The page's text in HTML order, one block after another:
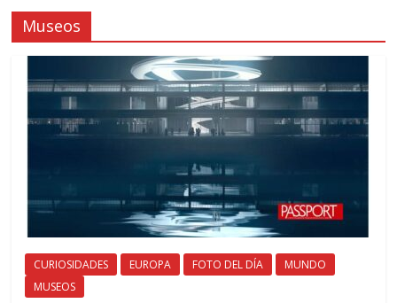
Museos
CURIOSIDADES EUROPA FOTO DEL DÍA
MUNDO
MUSEOS